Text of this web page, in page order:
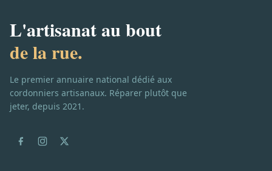
L'artisanat au bout
de la rue.
Le premier annuaire national dédié aux
cordonniers artisanaux. Réparer plutôt que
jeter, depuis 2021.